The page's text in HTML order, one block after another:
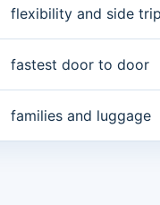
flexibility and side
fastest door to door
families and luggage